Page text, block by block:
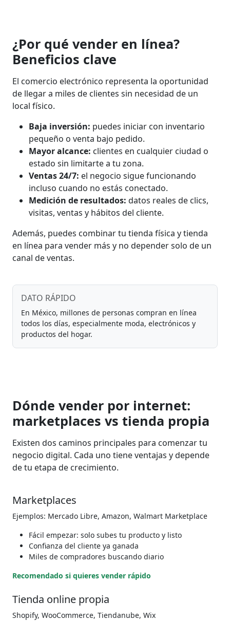
¿Por qué vender en línea?
Beneficios clave
El comercio electrónico representa la oportunidad
de llegar a miles de clientes sin necesidad de un
local físico.
Baja inversión: puedes iniciar con inventario
pequeño o venta bajo pedido.
Mayor alcance: clientes en cualquier ciudad o
estado sin limitarte a tu zona.
Ventas 24/7: el negocio sigue funcionando
incluso cuando no estás conectado.
Medición de resultados: datos reales de clics,
visitas, ventas y hábitos del cliente.
Además, puedes combinar tu tienda física y tienda
en línea para vender más y no depender solo de un
canal de ventas.
DATO RÁPIDO
En México, millones de personas compran en línea
todos los días, especialmente moda, electrónicos y
productos del hogar.
Dónde vender por internet:
marketplaces vs tienda propia
Existen dos caminos principales para comenzar tu
negocio digital. Cada uno tiene ventajas y depende
de tu etapa de crecimiento.
Marketplaces
Ejemplos: Mercado Libre, Amazon, Walmart Marketplace
Fácil empezar: solo subes tu producto y listo
Confianza del cliente ya ganada
Miles de compradores buscando diario
Recomendado si quieres vender rápido
Tienda online propia
Shopify, WooCommerce, Tiendanube, Wix